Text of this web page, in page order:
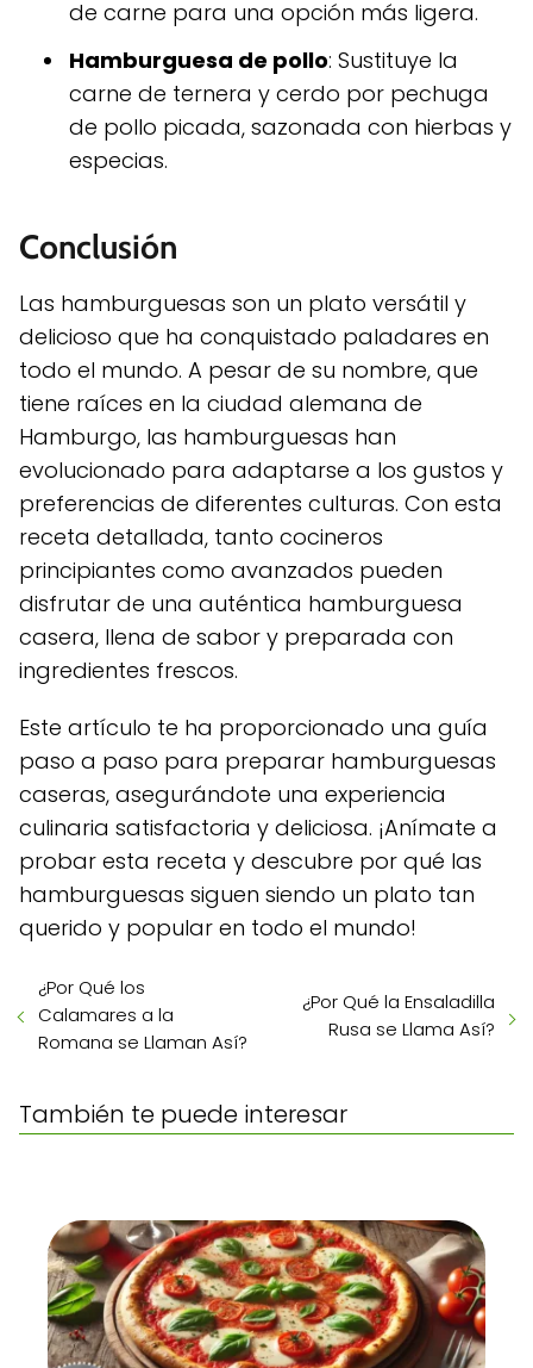
de carne para una opción más ligera.
Hamburguesa de pollo: Sustituye la
carne de ternera y cerdo por pechuga
de pollo picada, sazonada con hierbas y
especias.
Conclusión
Las hamburguesas son un plato versátil y
delicioso que ha conquistado paladares en
todo el mundo. A pesar de su nombre, que
tiene raíces en la ciudad alemana de
Hamburgo, las hamburguesas han
evolucionado para adaptarse a los gustos y
preferencias de diferentes culturas. Con esta
receta detallada, tanto cocineros
principiantes como avanzados pueden
disfrutar de una auténtica hamburguesa
casera, llena de sabor y preparada con
ingredientes frescos.
Este artículo te ha proporcionado una guía
paso a paso para preparar hamburguesas
caseras, asegurándote una experiencia
culinaria satisfactoria y deliciosa. ¡Anímate a
probar esta receta y descubre por qué las
hamburguesas siguen siendo un plato tan
querido y popular en todo el mundo!
¿Por Qué los
Calamares a la
Romana se Llaman Así?
¿Por Qué la Ensaladilla
Rusa se Llama Así?
También te puede interesar